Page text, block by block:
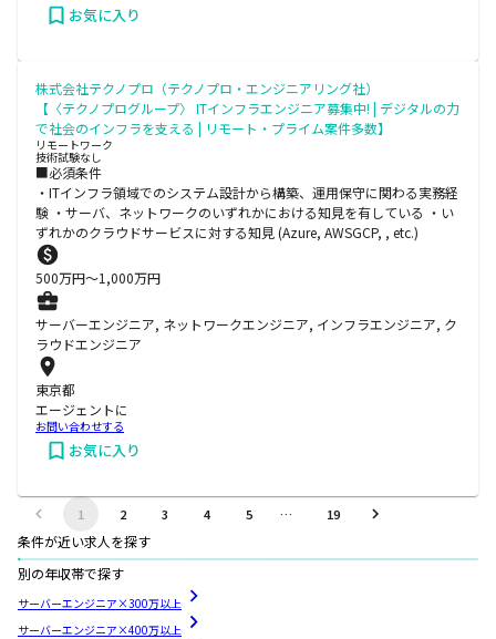
お気に入り
株式会社テクノプロ（テクノプロ・エンジニアリング社）
【〈テクノプログループ〉 ITインフラエンジニア募集中! | デジタルの力
で社会のインフラを支える | リモート・プライム案件多数】
リモートワーク
技術試験なし
■必須条件
・ITインフラ領域でのシステム設計から構築、運用保守に関わる実務経
験 ・サーバ、ネットワークのいずれかにおける知見を有している ・い
ずれかのクラウドサービスに対する知見 (Azure, AWSGCP, , etc.)
500万円〜1,000万円
サーバーエンジニア, ネットワークエンジニア, インフラエンジニア, ク
ラウドエンジニア
東京都
エージェントに
お問い合わせする
お気に入り
1 2 3 4 5 … 19
条件が近い求人を探す
別の年収帯で探す
サーバーエンジニア×300万以上
サーバーエンジニア×400万以上